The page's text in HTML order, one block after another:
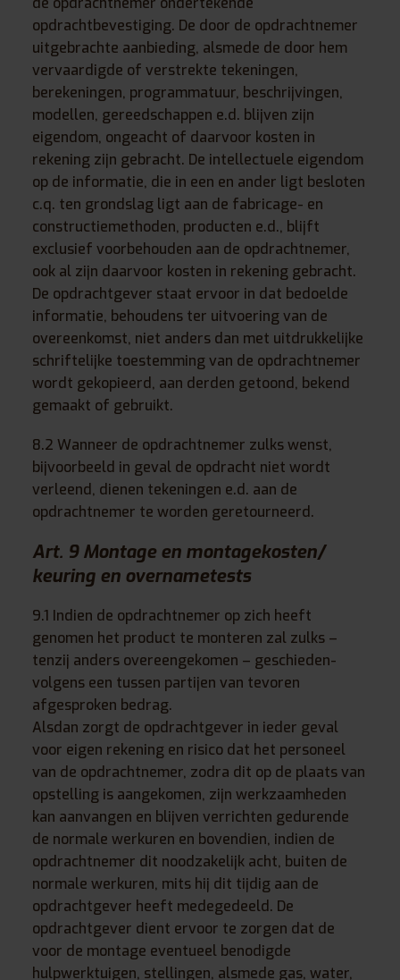
opdrachtbevestiging. De door de opdrachtnemer
uitgebrachte aanbieding, alsmede de door hem
vervaardigde of verstrekte tekeningen,
berekeningen, programmatuur, beschrijvingen,
modellen, gereedschappen e.d. blijven zijn
eigendom, ongeacht of daarvoor kosten in
rekening zijn gebracht. De intellectuele eigendom
op de informatie, die in een en ander ligt besloten
c.q. ten grondslag ligt aan de fabricage- en
constructiemethoden, producten e.d., blijft
exclusief voorbehouden aan de opdrachtnemer,
ook al zijn daarvoor kosten in rekening gebracht.
De opdrachtgever staat ervoor in dat bedoelde
informatie, behoudens ter uitvoering van de
overeenkomst, niet anders dan met uitdrukkelijke
schriftelijke toestemming van de opdrachtnemer
wordt gekopieerd, aan derden getoond, bekend
gemaakt of gebruikt.
8.2 Wanneer de opdrachtnemer zulks wenst,
bijvoorbeeld in geval de opdracht niet wordt
verleend, dienen tekeningen e.d. aan de
opdrachtnemer te worden geretourneerd.
Art. 9 Montage en montagekosten/
keuring en overnametests
9.1 Indien de opdrachtnemer op zich heeft
genomen het product te monteren zal zulks –
tenzij anders overeengekomen – geschieden-
volgens een tussen partijen van tevoren
afgesproken bedrag.
Alsdan zorgt de opdrachtgever in ieder geval
voor eigen rekening en risico dat het personeel
van de opdrachtnemer, zodra dit op de plaats van
opstelling is aangekomen, zijn werkzaamheden
kan aanvangen en blijven verrichten gedurende
de normale werkuren en bovendien, indien de
opdrachtnemer dit noodzakelijk acht, buiten de
normale werkuren, mits hij dit tijdig aan de
opdrachtgever heeft medegedeeld. De
opdrachtgever dient ervoor te zorgen dat de
voor de montage eventueel benodigde
hulpwerktuigen, stellingen, alsmede gas, water,